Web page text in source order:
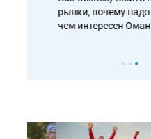
рынки, почему надо
чем интересен Оман?